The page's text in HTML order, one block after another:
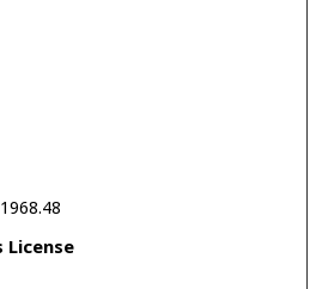
License